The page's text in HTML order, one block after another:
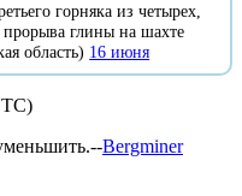
горняка из четырех,
прорыва глины на шахте
область) 16 июня
Bergminer